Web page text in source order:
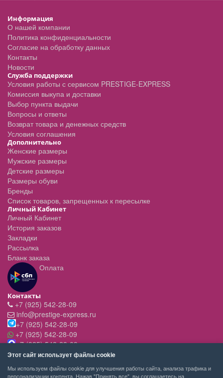
Информация
О нашей компании
Политика конфиденциальности
Согласие на обработку данных
Контакты
Новости
Служба поддержки
Условия работы с сервисом PRESTIGE-EXPRESS
Комиссия выкупа и доставки
Выбор пункта выдачи
Вопросы и ответы
Возврат товара и денежных средств
Условия соглашения
Дополнительно
Женские размеры
Мужские размеры
Детские размеры
Размеры обуви
Бренды
Список товаров, запрещенных к пересылке
Личный Кабинет
Личный Кабинет
История заказов
Закладки
Рассылка
Бланк заказа
Оплата
Контакты
+7 (925) 542-28-09
info@prestige-express.ru
+7 (925) 542-28-09
+7 (925) 542-28-09
+7 (925) 542-28-09
Режим работы:
- вт-пт с 11:00 до 20:00
- сб - c 11.00 до 19.00
Этот сайт использует файлы cookie
Мы используем файлы cookie для улучшения работы сайта, анализа трафика и
персонализации контента. Нажав "Принять все", вы соглашаетесь на